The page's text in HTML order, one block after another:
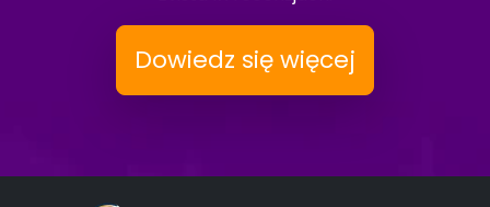
Dowiedz się więcej